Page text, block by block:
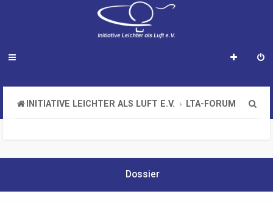
INITIATIVE LEICHTER ALS LUFT E.V. LTA-FORUM
h
Dossier